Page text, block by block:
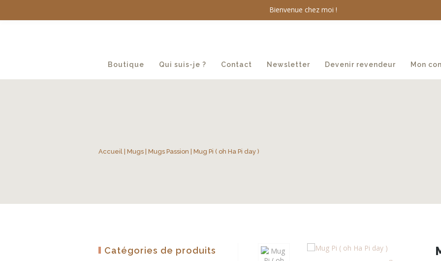
Bienvenue chez moi !
Boutique Qui suis-je ? Contact Newsletter Devenir revendeur Mon
Accueil Mugs Mugs Passion | Mug Pi ( oh Ha Pi day )
Catégories de produits